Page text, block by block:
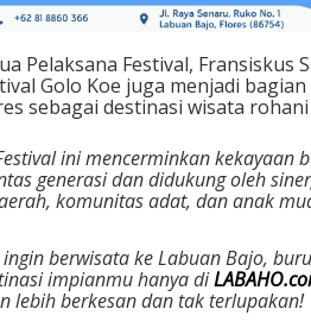
Pelaksana Festival, Fransiskus
Golo Koe juga menjadi
sebagai destinasi wisata
ini mencerminkan kekayaan
generasi dan didukung oleh
komunitas adat, dan anak
ingin berwisata ke Labuan Bajo,
impianmu hanya di
lebih berkesan dan tak terlupakan!